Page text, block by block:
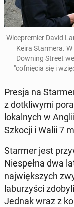
Wi­cepremier David
Keira Starmera.
Downing Street
"cofnię­cia się i
Presja na
z dotk­li­wy­mi
lokalnych w
Szkocji i Walii 7
Starmer jest
Niespeł­na dwa
na­jwięk­szych
laburzyś­ci
Jednak wraz z